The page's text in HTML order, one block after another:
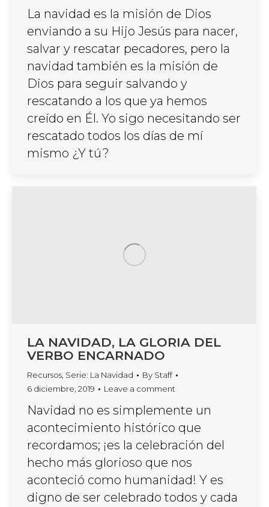
La navidad es la misión de Dios
enviando a su Hijo Jesús para nacer,
salvar y rescatar pecadores, pero la
navidad también es la misión de
Dios para seguir salvando y
rescatando a los que ya hemos
creído en Él. Yo sigo necesitando ser
rescatado todos los días de mí
mismo ¿Y tú?
LA NAVIDAD, LA GLORIA DEL
VERBO ENCARNADO
Recursos Serie: La Navidad By Staff
6 diciembre, 2019
Leave a comment
Navidad no es simplemente un
acontecimiento histórico que
recordamos; ¡es la celebración del
hecho más glorioso que nos
aconteció como humanidad! Y es
digno de ser celebrado todos y cada